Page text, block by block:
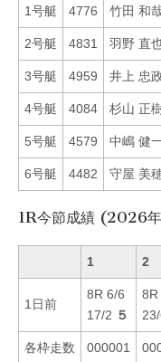
1号艇 4776 竹田 和
2号艇 4831 羽野 直
3号艇 4959 井上 忠
4号艇 4084 杉山 正
5号艇 4579 中嶋 健
6号艇 4482 守屋 美
1R今節成績 (2026
1 2
1日前
8R 6/6
17/2 ５
8R
各枠走数 000001